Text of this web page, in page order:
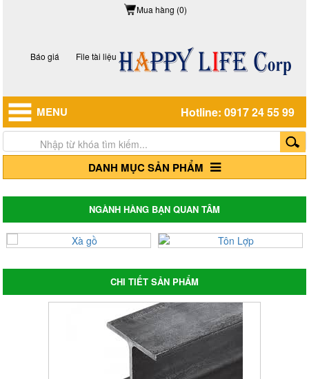
Mua hàng (0)
Báo giá File tài liệu
MENU Hotline: 0917 24 55 99
DANH MỤC SẢN PHẨM
NGÀNH HÀNG BẠN QUAN TÂM
CHI TIẾT SẢN PHẨM